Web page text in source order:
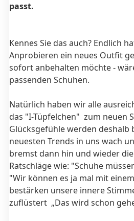
passt.
Kennes Sie das auch? Endlich
Anprobieren ein neues Outfit
sofort anbehalten möchte -
passenden Schuhen.
Natürlich haben wir alle
das "I-Tüpfelchen" zum neuen
Glücksgefühle werden
neuesten Trends in uns wach
bremst dann hin und wieder
Ratschläge wie: "Schuhe
"Wir können es ja mal mit
bestärken unsere innere
zuflüstert „Das wird schon